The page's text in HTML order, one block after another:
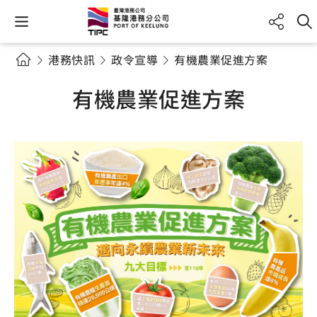
港務快訊 政令宣導 有機農業促進方案
有機農業促進方案